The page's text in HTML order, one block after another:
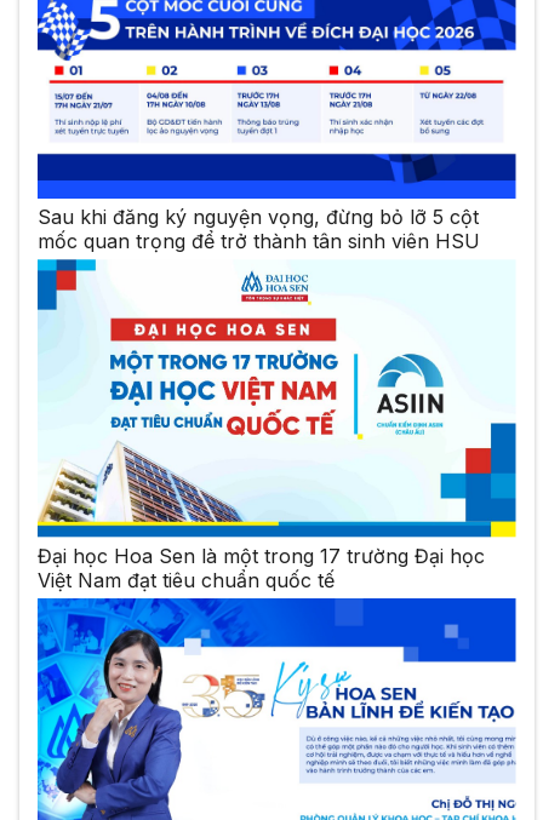
Sau khi đăng ký nguyện vọng, đừng bỏ lỡ 5 cột
mốc quan trọng để trở thành tân sinh viên HSU
Đại học Hoa Sen là một trong 17 trường Đại học
Việt Nam đạt tiêu chuẩn quốc tế